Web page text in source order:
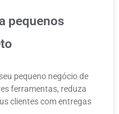
pequenos
pequeno negócio de
ferramentas, reduza
clientes com entregas